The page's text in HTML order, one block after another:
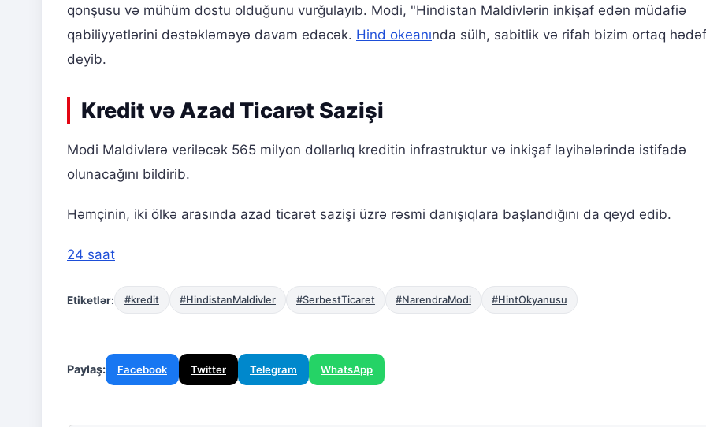
qonşusu və mühüm dostu olduğunu vurğulayıb. Modi, "Hindistan Maldivlərin inkişaf edən müdafiə
qabiliyyətlərini dəstəkləməyə davam edəcək. Hind okeanında sülh, sabitlik və rifah bizim ortaq
deyib.
Kredit və Azad Ticarət Sazişi
Modi Maldivlərə veriləcək 565 milyon dollarlıq kreditin infrastruktur və inkişaf layihələrində istifadə
olunacağını bildirib.
Həmçinin, iki ölkə arasında azad ticarət sazişi üzrə rəsmi danışıqlara başlandığını da qeyd edib.
24 saat
Etiketlər: #kredit #HindistanMaldivler #SerbestTicaret #NarendraModi #HintOkyanusu
Paylaş: Facebook Twitter Telegram WhatsApp